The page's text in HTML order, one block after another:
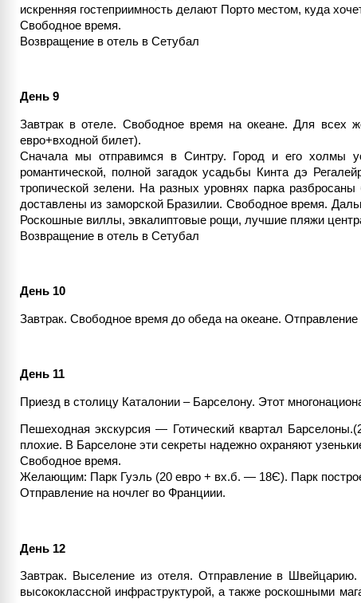
искренняя гостеприимность делают Порто местом, куда
Свободное время.
Возвращение в отель в Сетубал
День 9
Завтрак в отеле. Свободное время на океане. Для
евро+входной билет).
Сначала мы отправимся в Синтру. Город и его холмы
романтической, полной загадок усадьбы Кинта дэ
тропической зелени. На разных уровнях парка
доставлены из заморской Бразилии. Свободное время.
Роскошные виллы, эвкалиптовые рощи, лучшие пляжи
Возвращение в отель в Сетубал
День 10
Завтрак. Свободное время до обеда на океане.
День 11
Приезд в столицу Каталонии – Барселону. Этот
Пешеходная экскурсия — Готический квартал
плохие. В Барселоне эти секреты надежно охраняют
Свободное время.
Желающим: Парк Гуэль (20 евро + вх.б. — 18Є). Парк
Отправление на ночлег во Франциии.
День 12
Завтрак. Выселение из отеля. Отправление в
высококлассной инфраструктурой, а также роскошными